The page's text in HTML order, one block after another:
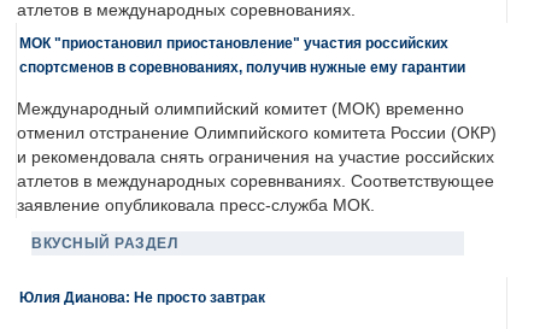
атлетов в международных соревнованиях.
МОК "приостановил приостановление" участия российских
спортсменов в соревнованиях, получив нужные ему гарантии
Международный олимпийский комитет (МОК) временно
отменил отстранение Олимпийского комитета России (ОКР)
и рекомендовала снять ограничения на участие российских
атлетов в международных соревнваниях. Соответствующее
заявление опубликовала пресс-служба МОК.
ВКУСНЫЙ РАЗДЕЛ
Юлия Дианова: Не просто завтрак